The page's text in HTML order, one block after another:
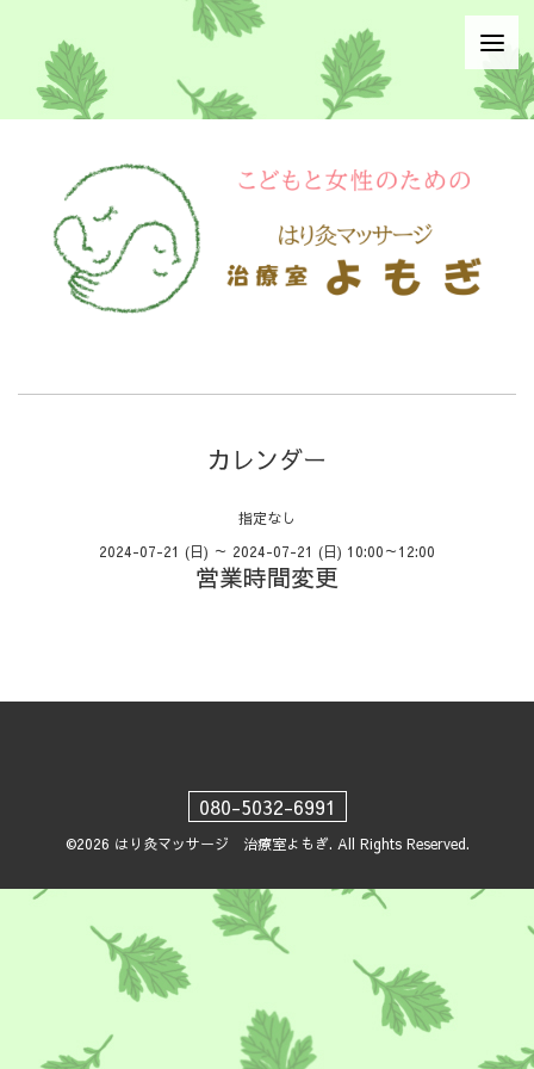
カレンダー
指定なし
2024-07-21 (日) ～ 2024-07-21 (日) 10:00～12:00
営業時間変更
080-5032-6991
©2026 はり灸マッサージ 治療室よもぎ. All Rights Reserved.